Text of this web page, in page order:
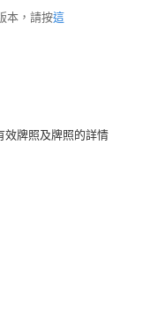
本，請按這
效牌照及牌照的詳情